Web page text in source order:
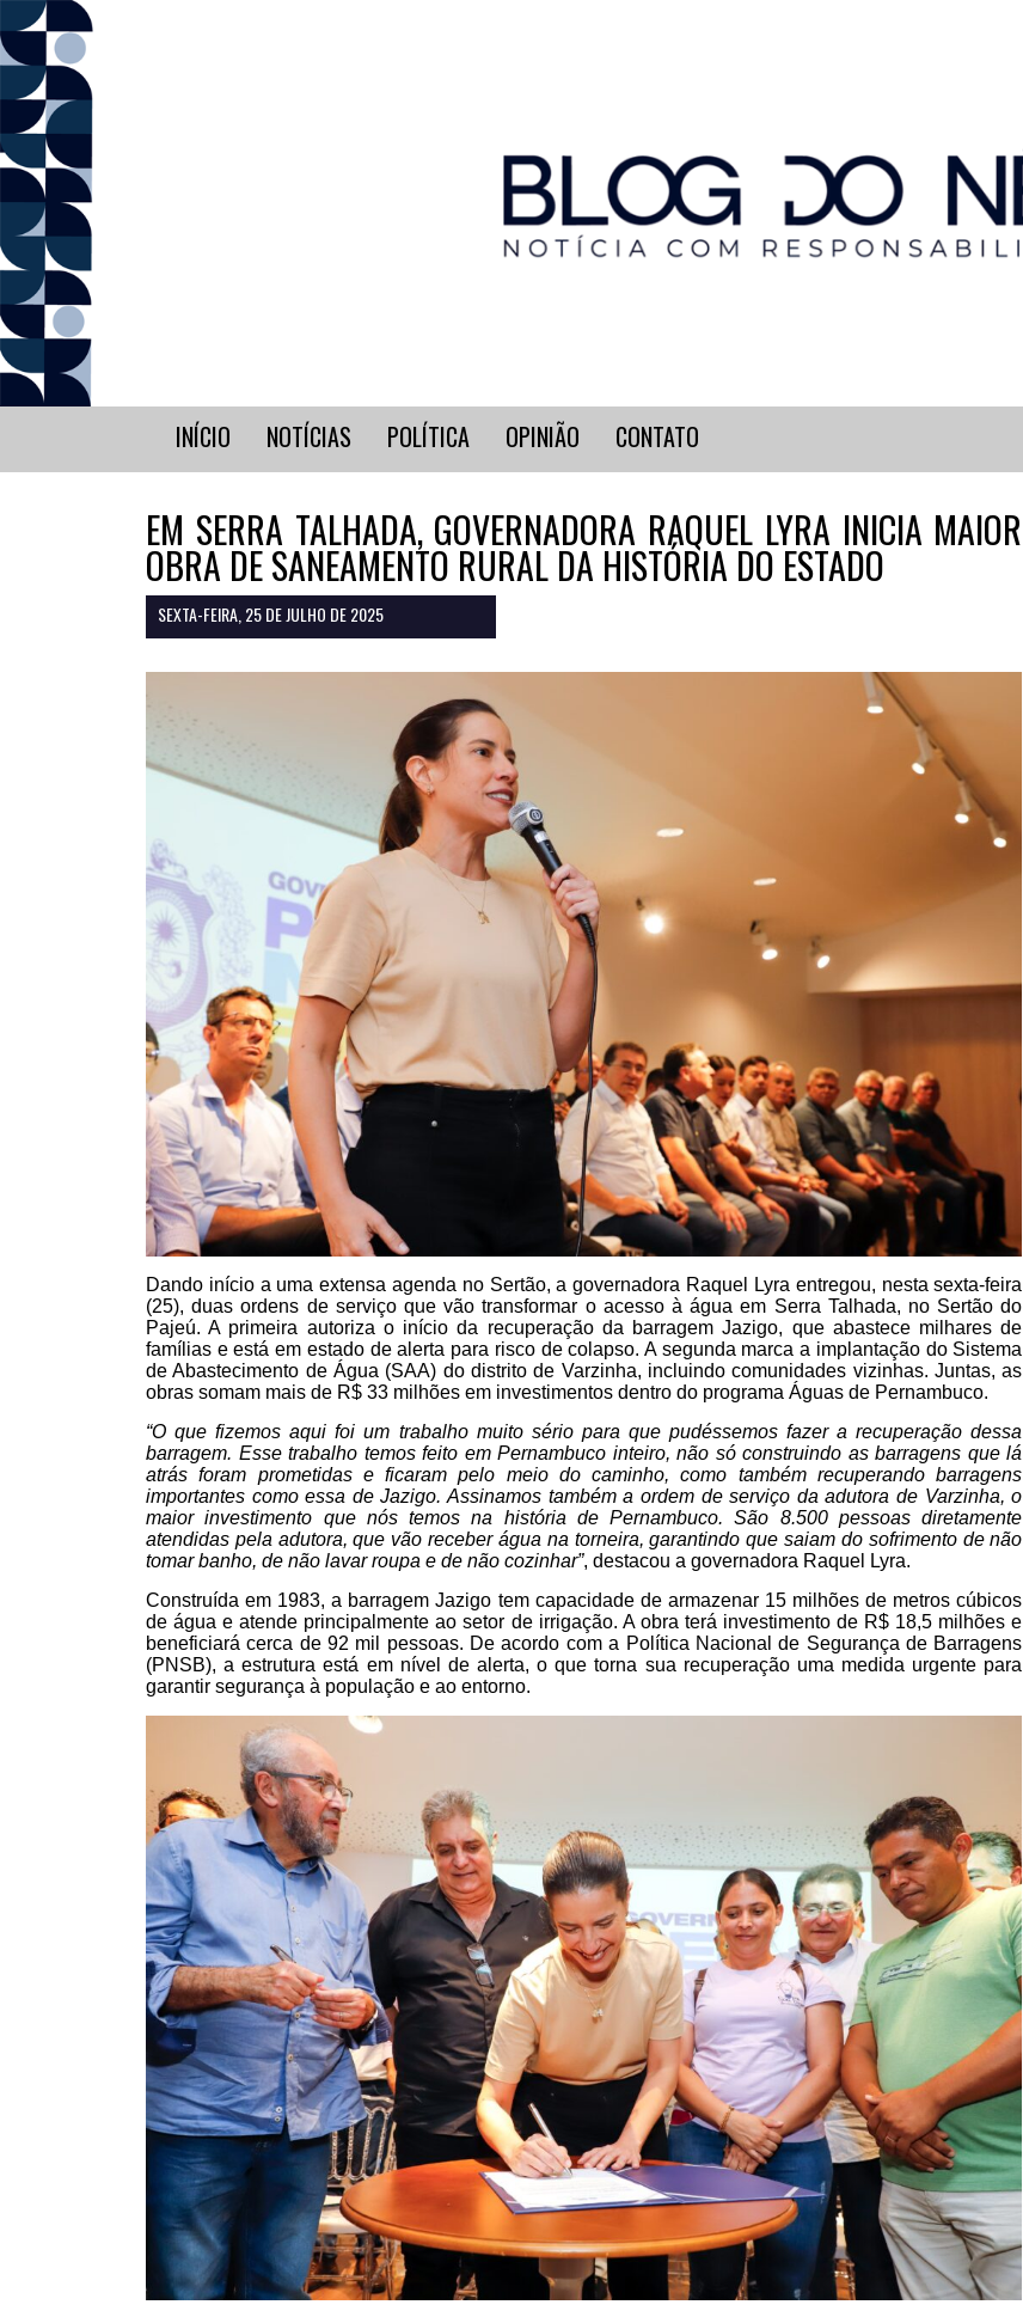
INÍCIO NOTÍCIAS POLÍTICA OPINIÃO CONTATO
EM SERRA TALHADA, GOVERNADORA RAQUEL LYRA INICIA MAIOR
OBRA DE SANEAMENTO RURAL DA HISTÓRIA DO ESTADO
SEXTA-FEIRA, 25 DE JULHO DE 2025
Dando início a uma extensa agenda no Sertão, a governadora Raquel Lyra entregou, nesta sexta-feira
(25), duas ordens de serviço que vão transformar o acesso à água em Serra Talhada, no Sertão do
Pajeú. A primeira autoriza o início da recuperação da barragem Jazigo, que abastece milhares de
famílias e está em estado de alerta para risco de colapso. A segunda marca a implantação do Sistema
de Abastecimento de Água (SAA) do distrito de Varzinha, incluindo comunidades vizinhas. Juntas, as
obras somam mais de R$ 33 milhões em investimentos dentro do programa Águas de Pernambuco.
“O que fizemos aqui foi um trabalho muito sério para que pudéssemos fazer a recuperação dessa
barragem. Esse trabalho temos feito em Pernambuco inteiro, não só construindo as barragens que lá
atrás foram prometidas e ficaram pelo meio do caminho, como também recuperando barragens
importantes como essa de Jazigo. Assinamos também a ordem de serviço da adutora de Varzinha, o
maior investimento que nós temos na história de Pernambuco. São 8.500 pessoas diretamente
atendidas pela adutora, que vão receber água na torneira, garantindo que saiam do sofrimento de não
tomar banho, de não lavar roupa e de não cozinhar”, destacou a governadora Raquel Lyra.
Construída em 1983, a barragem Jazigo tem capacidade de armazenar 15 milhões de metros cúbicos
de água e atende principalmente ao setor de irrigação. A obra terá investimento de R$ 18,5 milhões e
beneficiará cerca de 92 mil pessoas. De acordo com a Política Nacional de Segurança de Barragens
(PNSB), a estrutura está em nível de alerta, o que torna sua recuperação uma medida urgente para
garantir segurança à população e ao entorno.